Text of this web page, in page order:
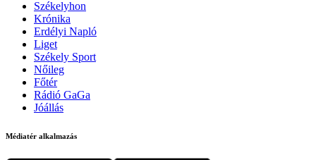
Székelyhon
Krónika
Erdélyi Napló
Liget
Székely Sport
Nőileg
Főtér
Rádió GaGa
Jóállás
Médiatér alkalmazás